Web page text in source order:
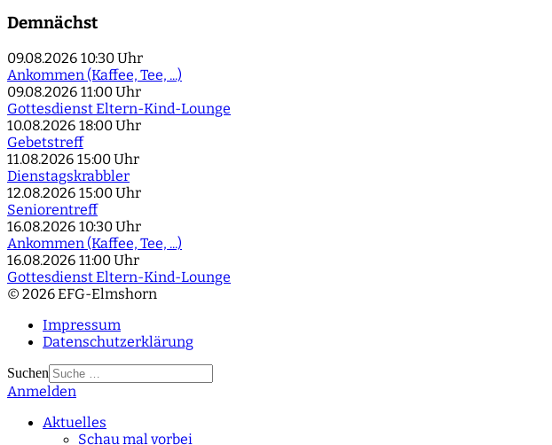
Demnächst
09.08.2026 10:30 Uhr
Ankommen (Kaffee, Tee, ...)
09.08.2026 11:00 Uhr
Gottesdienst Eltern-Kind-Lounge
10.08.2026 18:00 Uhr
Gebetstreff
11.08.2026 15:00 Uhr
Dienstagskrabbler
12.08.2026 15:00 Uhr
Seniorentreff
16.08.2026 10:30 Uhr
Ankommen (Kaffee, Tee, ...)
16.08.2026 11:00 Uhr
Gottesdienst Eltern-Kind-Lounge
© 2026 EFG-Elmshorn
Impressum
Datenschutzerklärung
Suchen
Type 2 or more
Anmelden
Aktuelles
Schau mal vorbei